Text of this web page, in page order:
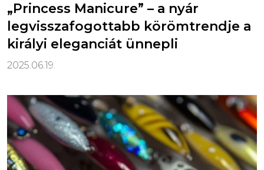
„Princess Manicure” – a nyár
legvisszafogottabb körömtrendje a
királyi eleganciát ünnepli
2025.06.19.